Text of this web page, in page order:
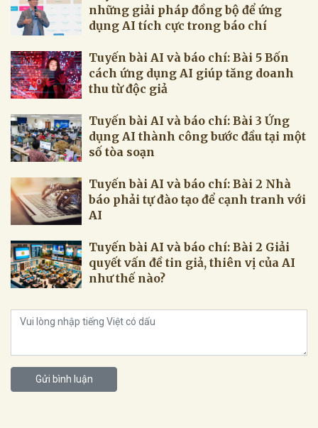
những giải pháp đồng bộ để ứng
dụng AI tích cực trong báo chí
Tuyến bài AI và báo chí: Bài 5 Bốn
cách ứng dụng AI giúp tăng doanh
thu từ độc giả
Tuyến bài AI và báo chí: Bài 3 Ứng
dụng AI thành công bước đầu tại một
số tòa soạn
Tuyến bài AI và báo chí: Bài 2 Nhà
báo phải tự đào tạo để cạnh tranh với
AI
Tuyến bài AI và báo chí: Bài 2 Giải
quyết vấn đề tin giả, thiên vị của AI
như thế nào?
Gửi bình luận